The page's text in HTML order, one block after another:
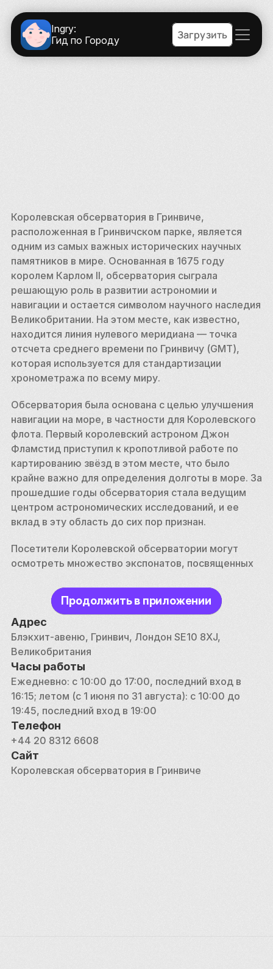
Ingry:
Гид по Городу
Загрузить
Королевская обсерватория в Гринвиче,
расположенная в Гринвичском парке, является
одним из самых важных исторических научных
памятников в мире. Основанная в 1675 году
королем Карлом II, обсерватория сыграла
решающую роль в развитии астрономии и
навигации и остается символом научного наследия
Великобритании. На этом месте, как известно,
находится линия нулевого меридиана — точка
отсчета среднего времени по Гринвичу (GMT),
которая используется для стандартизации
хронометража по всему миру.
Обсерватория была основана с целью улучшения
навигации на море, в частности для Королевского
флота. Первый королевский астроном Джон
Фламстид приступил к кропотливой работе по
картированию звёзд в этом месте, что было
крайне важно для определения долготы в море. За
прошедшие годы обсерватория стала ведущим
центром астрономических исследований, и ее
вклад в эту область до сих пор признан.
Посетители Королевской обсерватории могут
осмотреть множество экспонатов, посвященных
Одной из главных достопримечательностей
является линия Prime Meridian Line, где посетители
могут стоять одной ногой в восточном полушарии,
а другой — в западном. Эта линия, отмеченная
стальной полосой во дворе, символизирует
отправную точку часовых поясов мира.
В обсерватории также находится исторический
восьмиугольный зал, спроектированный сэром
Кристофером Реном, где проводились одни из
самых ранних наблюдений. В галереях времени
представлена коллекция исторических часов, в
том числе морской хронометрист H4, созданный
Продолжить в приложении
Адрес
Блэкхит-авеню, Гринвич, Лондон SE10 8XJ,
Великобритания
Часы работы
Ежедневно: с 10:00 до 17:00, последний вход в
16:15; летом (с 1 июня по 31 августа): с 10:00 до
19:45, последний вход в 19:00
Телефон
+44 20 8312 6608
Сайт
Королевская обсерватория в Гринвиче